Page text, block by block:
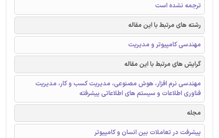
ترجمه نشده است
رشته های مرتبط با این مقاله
مهندسی کامپیوتر و مدیریت
گرایش های مرتبط با این مقاله
مهندسی نرم افزار، هوش مصنوعی، مدیریت کسب و کار، مدیریت
فناوری اطلاعات و سیستم های اطلاعاتی پیشرفته
مجله
پیشرفت در تعاملات بین انسان و کامپیوتر